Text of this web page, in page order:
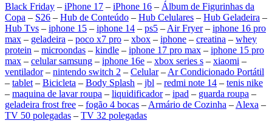
Black Friday – iPhone 17 – iPhone 16 – Álbum de Figurinhas da
Copa – S26 – Hub de Conteúdo – Hub Celulares – Hub Geladeira –
Hub Tvs – iphone 15 – iphone 14 – ps5 – Air Fryer– iphone 16 pro
max – geladeira – poco x7 pro – xbox – iphone – creatina – whey
protein – microondas – kindle – iphone 17 pro max – iphone 15 pro
max – celular samsung – iphone 16e – xbox series s – xiaomi –
ventilador– nintendo switch 2 – Celular– Ar Condicionado Portátil
– tablet – Bicicleta – Body Splash – jbl – redmi note 14 – tenis nike
– maquina de lavar roupa – liquidificador– ipad – guarda roupa –
geladeira frost free – fogão 4 bocas – Armário de Cozinha – Alexa –
TV 50 polegadas – TV 32 polegadas